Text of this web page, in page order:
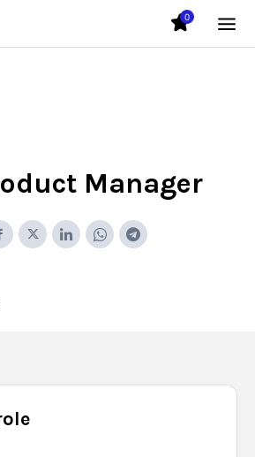
0
Manager